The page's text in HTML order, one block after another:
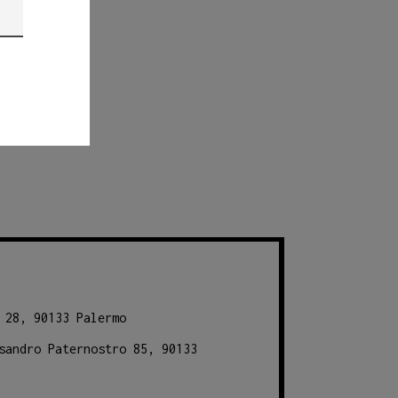
90133 Palermo
Paternostro 85, 90133